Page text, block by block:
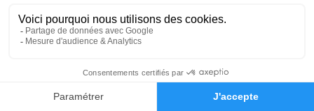
Faire-part Hommages
Cérémonie religieuse
Église Notre Dame de Cesseville